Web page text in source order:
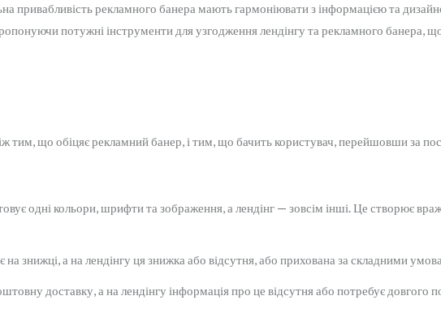
привабливість рекламного банера мають гармоніювати з інформацією та
потужні інструменти для узгодження лендінгу та рекламного банера,
тим, що обіцяє рекламний банер, і тим, що бачить користувач, перейшовши за
одні кольори, шрифти та зображення, а лендінг — зовсім інші. Це створює
на знижці, а на лендінгу ця знижка або відсутня, або прихована за складними
доставку, а на лендінгу інформація про це відсутня або потребує довгого